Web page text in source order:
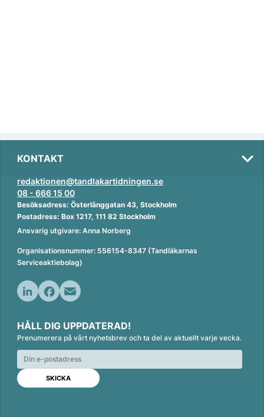
KONTAKT
redaktionen@tandlakartidningen.se
08 - 666 15 00
Besöksadress: Österlånggatan 43, Stockholm
Postadress: Box 1217, 111 82 Stockholm
Ansvarig utgivare: Anna Norberg
Organisationsnummer: 556154-8347 (Tandläkarnas
Serviceaktiebolag)
n
k
e
d
n
c
e
b
o
o
k
a
i
l
HÅLL DIG UPPDATERAD!
Prenumerera på vårt nyhetsbrev och ta del av aktuellt varje vecka.